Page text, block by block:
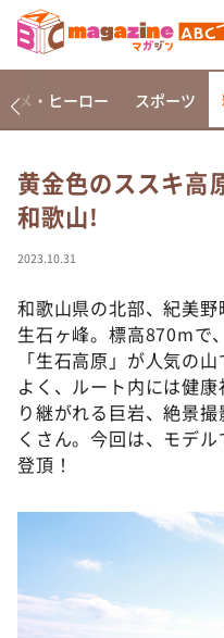
なるみ・岡村の過ぎる
相席食堂
～人生密着トークバ
て真剣です
探偵！ナイトスクープ
news おかえり
河合＆A.B.C-Z塚田×
本日はダイアンなり！
朝だ！生です旅サラダ
教えて！ニュースライ
メ・ヒーロー スポーツ
黄金色のススキ高
和歌山!
2023.10.31
和歌山県の北部、紀美
生石ヶ峰。標高870mで
「生石高原」が人気の
よく、ルート内には健
り継がれる巨岩、絶景
くさん。今回は、モデ
登頂！